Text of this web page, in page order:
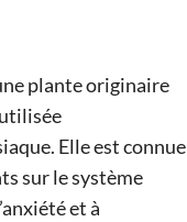
plante originaire
Elle est connue
sur le système
et à